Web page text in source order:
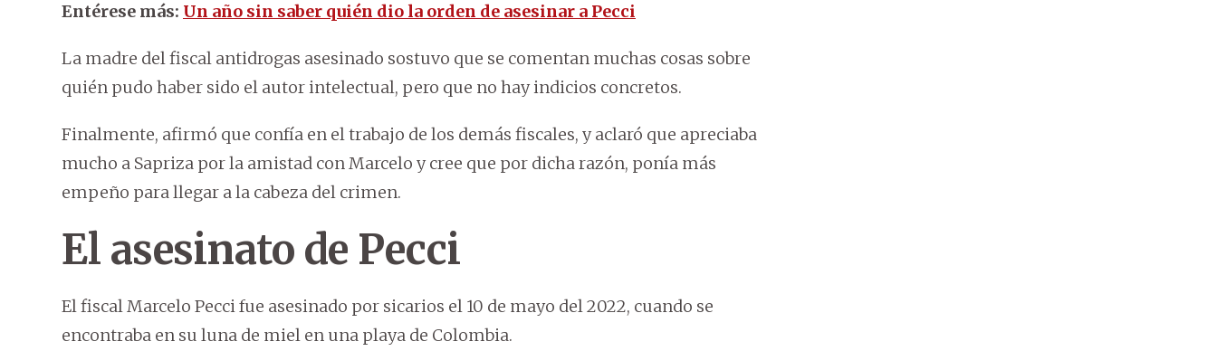
Entérese más: Un año sin saber quién dio la orden de asesinar a Pecci
La madre del fiscal antidrogas asesinado sostuvo que se comentan muchas cosas sobre
quién pudo haber sido el autor intelectual, pero que no hay indicios concretos.
Finalmente, afirmó que confía en el trabajo de los demás fiscales, y aclaró que apreciaba
mucho a Sapriza por la amistad con Marcelo y cree que por dicha razón, ponía más
empeño para llegar a la cabeza del crimen.
El asesinato de Pecci
El fiscal Marcelo Pecci fue asesinado por sicarios el 10 de mayo del 2022, cuando se
encontraba en su luna de miel en una playa de Colombia.